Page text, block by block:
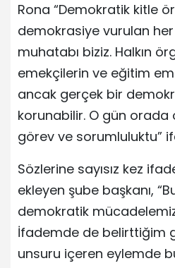
Rona “Demokratik kitle
demokrasiye vurulan
muhatabı biziz. Halkın
emekçilerin ve eğitim
ancak gerçek bir
korunabilir. O gün orada
görev ve sorumluluktu”
Sözlerine sayısız kez
ekleyen şube başkanı,
demokratik
İfademde de belirttiğim
unsuru içeren eylemde